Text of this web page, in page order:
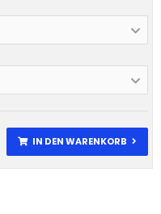
IN DEN WARENKORB